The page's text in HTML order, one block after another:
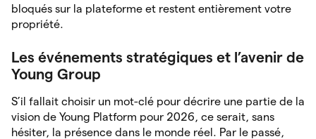
bloqués sur la plateforme et restent entièrement votre
propriété.
Les événements stratégiques et l’avenir de
Young Group
S’il fallait choisir un mot-clé pour décrire une partie de la
vision de Young Platform pour 2026, ce serait, sans
hésiter, la présence dans le monde réel. Par le passé,